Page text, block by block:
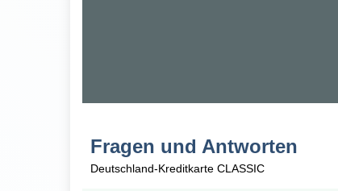
Fragen und Antworten
Deutschland-Kreditkarte CLASSIC